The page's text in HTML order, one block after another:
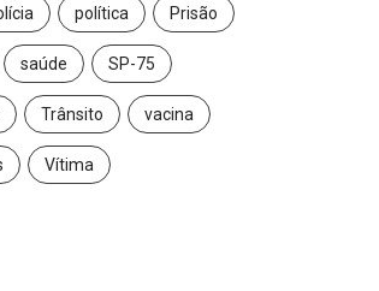
política Prisão
saúde SP-75
Trânsito vacina
Vítima